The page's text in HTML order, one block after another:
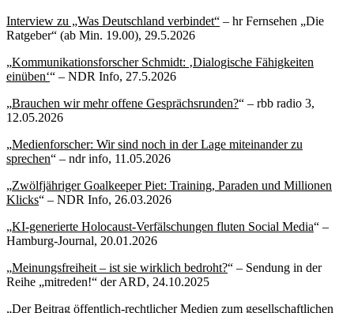
Interview zu „Was Deutschland verbindet“ – hr Fernsehen „Die
Ratgeber“ (ab Min. 19.00), 29.5.2026
„Kommunikationsforscher Schmidt: ‚Dialogische Fähigkeiten
einüben‘“ – NDR Info, 27.5.2026
„Brauchen wir mehr offene Gesprächsrunden?“ – rbb radio 3,
12.05.2026
„Medienforscher: Wir sind noch in der Lage miteinander zu
sprechen“ – ndr info, 11.05.2026
„Zwölfjähriger Goalkeeper Piet: Training, Paraden und Millionen
Klicks“ – NDR Info, 26.03.2026
„KI-generierte Holocaust-Verfälschungen fluten Social Media“ –
Hamburg-Journal, 20.01.2026
„Meinungsfreiheit – ist sie wirklich bedroht?“ – Sendung in der
Reihe „mitreden!“ der ARD, 24.10.2025
„Der Beitrag öffentlich-rechtlicher Medien zum gesellschaftlichen